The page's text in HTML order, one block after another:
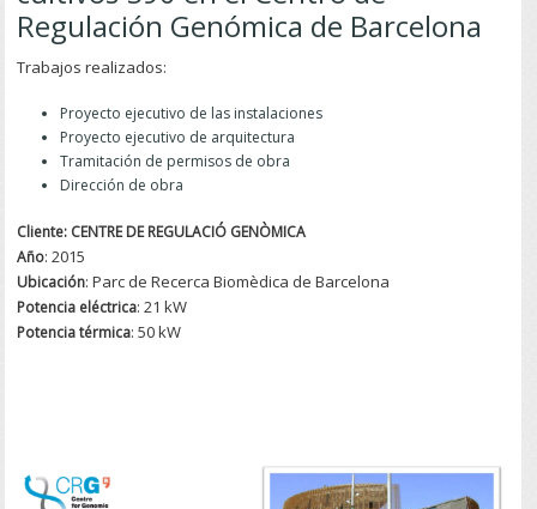
Regulación Genómica de Barcelona
Trabajos realizados:
Proyecto ejecutivo de las instalaciones
Proyecto ejecutivo de arquitectura
Tramitación de permisos de obra
Dirección de obra
Cliente: CENTRE DE REGULACIÓ GENÒMICA
Año: 2015
Ubicación: Parc de Recerca Biomèdica de Barcelona
Potencia eléctrica: 21 kW
Potencia térmica: 50 kW